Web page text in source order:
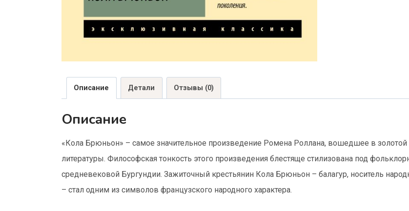
Описание Детали Отзывы (0)
Описание
«Кола Брюньон» – самое значительное произведение Ромена Роллана, вошедшее в
литературы. Философская тонкость этого произведения блестяще стилизована под
средневековой Бургундии. Зажиточный крестьянин Кола Брюньон – балагур, носитель
– стал одним из символов французского народного характера.